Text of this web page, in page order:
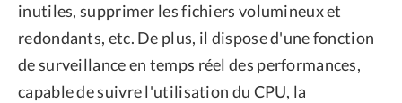
inutiles, supprimer les fichiers volumineux et
redondants, etc. De plus, il dispose d'une fonction
de surveillance en temps réel des performances,
capable de suivre l'utilisation du CPU, la